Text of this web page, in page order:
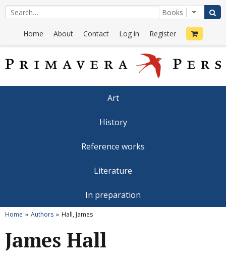
Home About Contact Log in Register
Art
History
Reference works
Literature
In preparation
Home Authors Hall, James
James Hall